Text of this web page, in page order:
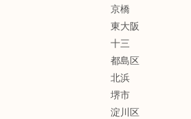
京橋
東大阪
十三
都島区
北浜
堺市
淀川区